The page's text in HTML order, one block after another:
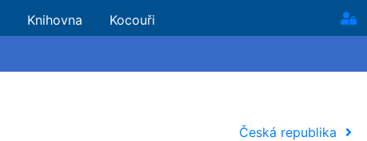
Knihovna Kocouři
Česká republika